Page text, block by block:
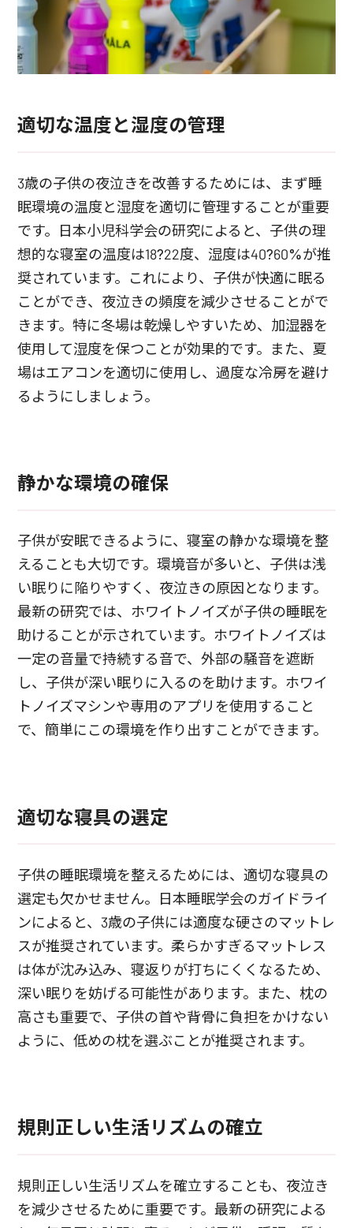
適切な温度と湿度の管理
3歳の子供の夜泣きを改善するためには、まず睡
眠環境の温度と湿度を適切に管理することが重要
です。日本小児科学会の研究によると、子供の理
想的な寝室の温度は18?22度、湿度は40?60%が推
奨されています。これにより、子供が快適に眠る
ことができ、夜泣きの頻度を減少させることがで
きます。特に冬場は乾燥しやすいため、加湿器を
使用して湿度を保つことが効果的です。また、夏
場はエアコンを適切に使用し、過度な冷房を避け
るようにしましょう。
静かな環境の確保
子供が安眠できるように、寝室の静かな環境を整
えることも大切です。環境音が多いと、子供は浅
い眠りに陥りやすく、夜泣きの原因となります。
最新の研究では、ホワイトノイズが子供の睡眠を
助けることが示されています。ホワイトノイズは
一定の音量で持続する音で、外部の騒音を遮断
し、子供が深い眠りに入るのを助けます。ホワイ
トノイズマシンや専用のアプリを使用すること
で、簡単にこの環境を作り出すことができます。
適切な寝具の選定
子供の睡眠環境を整えるためには、適切な寝具の
選定も欠かせません。日本睡眠学会のガイドライ
ンによると、3歳の子供には適度な硬さのマットレ
スが推奨されています。柔らかすぎるマットレス
は体が沈み込み、寝返りが打ちにくくなるため、
深い眠りを妨げる可能性があります。また、枕の
高さも重要で、子供の首や背骨に負担をかけない
ように、低めの枕を選ぶことが推奨されます。
規則正しい生活リズムの確立
規則正しい生活リズムを確立することも、夜泣き
を減少させるために重要です。最新の研究による